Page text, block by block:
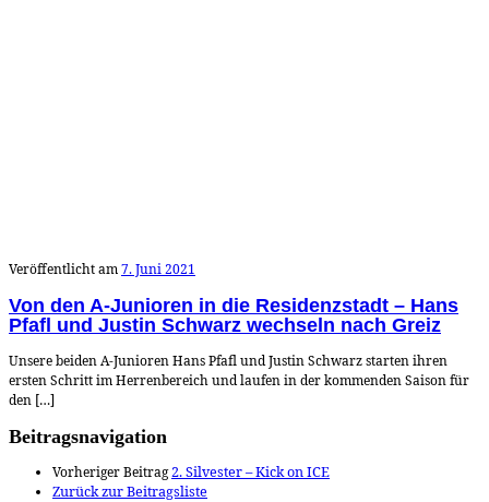
Veröffentlicht am7. Juni 2021
Von den A-Junioren in die Residenzstadt – Hans
Pfafl und Justin Schwarz wechseln nach Greiz
Unsere beiden A-Junioren Hans Pfafl und Justin Schwarz starten ihren
ersten Schritt im Herrenbereich und laufen in der kommenden Saison für
den […]
Beitragsnavigation
Vorheriger Beitrag2. Silvester – Kick on ICE
Zurück zur Beitragsliste